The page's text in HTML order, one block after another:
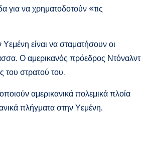
να χρηματοδοτούν «τις
είναι να σταματήσουν οι
Ο αμερικανός πρόεδρος Ντόναλντ
του στρατού του.
αμερικανικά πολεμικά πλοία
πλήγματα στην Υεμένη.